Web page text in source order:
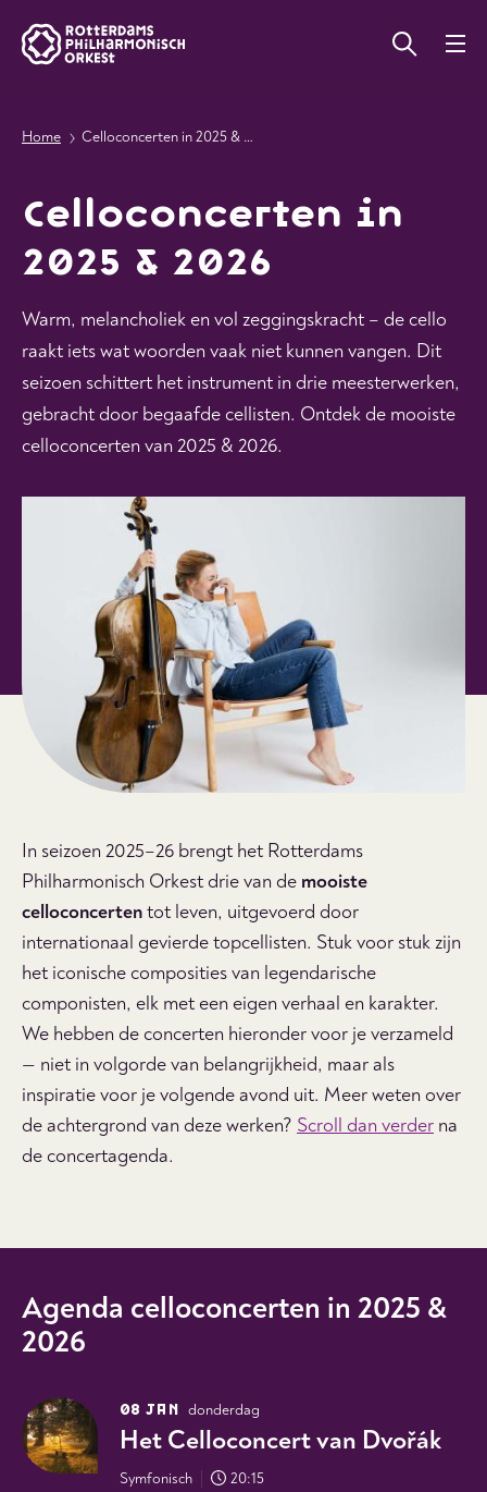
Home Celloconcerten in 2025 & 2026
Celloconcerten in
2025 & 2026
Warm, melancholiek en vol zeggingskracht – de cello
raakt iets wat woorden vaak niet kunnen vangen. Dit
seizoen schittert het instrument in drie meesterwerken,
gebracht door begaafde cellisten. Ontdek de mooiste
celloconcerten van 2025 & 2026.
In seizoen 2025–26 brengt het Rotterdams
Philharmonisch Orkest drie van de mooiste
celloconcertentot leven, uitgevoerd door
internationaal gevierde topcellisten. Stuk voor stuk zijn
het iconische composities van legendarische
componisten, elk met een eigen verhaal en karakter.
We hebben de concerten hieronder voor je verzameld
— niet in volgorde van belangrijkheid, maar als
inspiratie voor je volgende avond uit. Meer weten over
de achtergrond van deze werken? Scroll dan verder na
de concertagenda.
Agenda celloconcerten in 2025 &
2026
08 JAN donderdag
Het Celloconcert van Dvořák
Symfonisch
20:15